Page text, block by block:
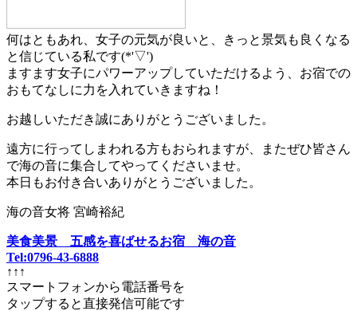
何はともあれ、女子の元気が良いと、きっと景気も良くなる
と信じている私です(*'▽')
ますます女子にパワーアップしていただけるよう、お宿での
おもてなしに力を入れていきますね！
お越しいただき誠にありがとうございました。
遠方に行ってしまわれる方もおられますが、またぜひ皆さん
で海の音に集合してやってくださいませ。
本日もお付き合いありがとうございました。
海の音女将 宮崎裕紀
美食美景 五感を喜ばせるお宿 海の音
Tel:0796-43-6888
↑↑↑
スマートフォンから電話番号を
タップすると直接発信可能です